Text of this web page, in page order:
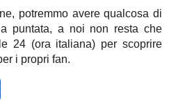
potremmo avere qualcosa di
puntata, a noi non resta che
24 (ora italiana) per scoprire
i propri fan.